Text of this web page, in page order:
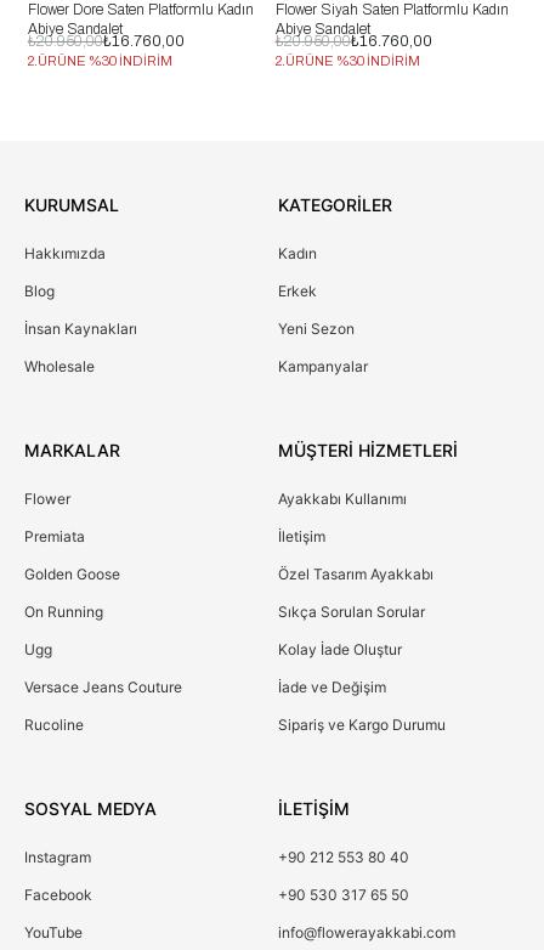
Saten Platformlu Kadın
₺16.760,00
%30 İNDİRİM
Flower Siyah Saten Platformlu Kadın
Abiye Sandalet
₺16.760,00
2.ÜRÜNE %30 İNDİRİM
Flower Beyaz
KURUMSAL
Hakkımızda
Blog
İnsan Kaynakları
Wholesale
KATEGORİLER
Kadın
Erkek
Yeni Sezon
Kampanyalar
MARKALAR
Flower
Premiata
Golden Goose
On Running
Ugg
Versace Jeans Couture
Rucoline
MÜŞTERİ HİZMETLERİ
Ayakkabı Kullanımı
İletişim
Özel Tasarım Ayakkabı
Sıkça Sorulan Sorular
Kolay İade Oluştur
İade ve Değişim
Sipariş ve Kargo Durumu
SOSYAL MEDYA
Instagram
Facebook
YouTube
İLETİŞİM
+90 212 553 80 40
+90 530 317 65 50
info@flowerayakkabi.com